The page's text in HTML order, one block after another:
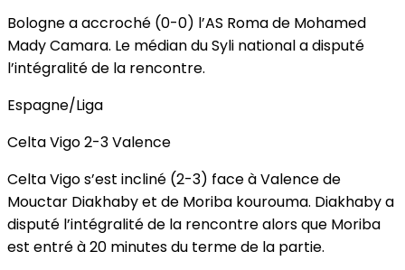
Bologne a accroché (0-0) l’AS Roma de Mohamed
Mady Camara. Le médian du Syli national a disputé
l’intégralité de la rencontre.
Espagne/Liga
Celta Vigo 2-3 Valence
Celta Vigo s’est incliné (2-3) face à Valence de
Mouctar Diakhaby et de Moriba kourouma. Diakhaby a
disputé l’intégralité de la rencontre alors que Moriba
est entré à 20 minutes du terme de la partie.